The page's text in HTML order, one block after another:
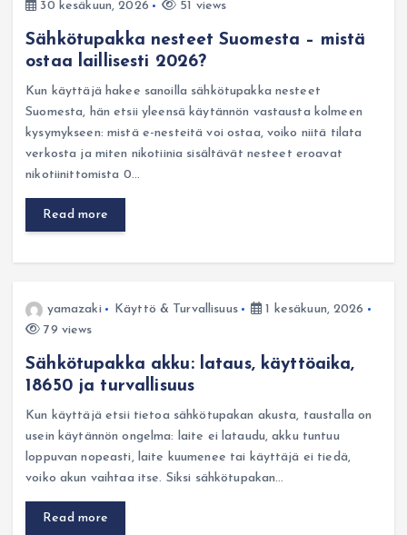
30 kesäkuun, 2026
51 views
Sähkötupakka nesteet Suomesta – mistä
ostaa laillisesti 2026?
Kun käyttäjä hakee sanoilla sähkötupakka nesteet
Suomesta, hän etsii yleensä käytännön vastausta kolmeen
kysymykseen: mistä e-nesteitä voi ostaa, voiko niitä tilata
verkosta ja miten nikotiinia sisältävät nesteet eroavat
nikotiinittomista 0…
Read more
yamazaki Käyttö & Turvallisuus
1 kesäkuun, 2026
79 views
Sähkötupakka akku: lataus, käyttöaika,
18650 ja turvallisuus
Kun käyttäjä etsii tietoa sähkötupakan akusta, taustalla on
usein käytännön ongelma: laite ei lataudu, akku tuntuu
loppuvan nopeasti, laite kuumenee tai käyttäjä ei tiedä,
voiko akun vaihtaa itse. Siksi sähkötupakan…
Read more